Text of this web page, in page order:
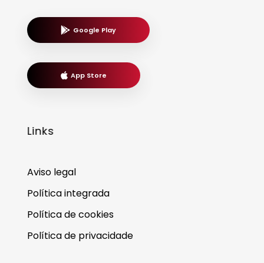
Google Play
App Store
Links
Aviso legal
Política integrada
Política de cookies
Política de privacidade